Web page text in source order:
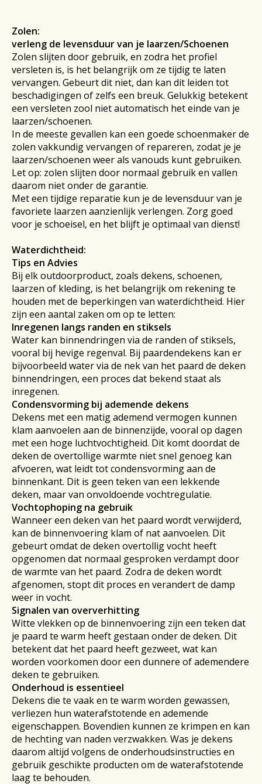
Zolen:
verleng de levensduur van je laarzen/Schoenen
Zolen slijten door gebruik, en zodra het profiel
versleten is, is het belangrijk om ze tijdig te laten
vervangen. Gebeurt dit niet, dan kan dit leiden tot
beschadigingen of zelfs een breuk. Gelukkig betekent
een versleten zool niet automatisch het einde van je
laarzen/schoenen.
In de meeste gevallen kan een goede schoenmaker de
zolen vakkundig vervangen of repareren, zodat je je
laarzen/schoenen weer als vanouds kunt gebruiken.
Let op: zolen slijten door normaal gebruik en vallen
daarom niet onder de garantie.
Met een tijdige reparatie kun je de levensduur van je
favoriete laarzen aanzienlijk verlengen. Zorg goed
voor je schoeisel, en het blijft je optimaal van dienst!
Waterdichtheid:
Tips en Advies
Bij elk outdoorproduct, zoals dekens, schoenen,
laarzen of kleding, is het belangrijk om rekening te
houden met de beperkingen van waterdichtheid. Hier
zijn een aantal zaken om op te letten:
Inregenen langs randen en stiksels
Water kan binnendringen via de randen of stiksels,
vooral bij hevige regenval. Bij paardendekens kan er
bijvoorbeeld water via de nek van het paard de deken
binnendringen, een proces dat bekend staat als
inregenen.
Condensvorming bij ademende dekens
Dekens met een matig ademend vermogen kunnen
klam aanvoelen aan de binnenzijde, vooral op dagen
met een hoge luchtvochtigheid. Dit komt doordat de
deken de overtollige warmte niet snel genoeg kan
afvoeren, wat leidt tot condensvorming aan de
binnenkant. Dit is geen teken van een lekkende
deken, maar van onvoldoende vochtregulatie.
Vochtophoping na gebruik
Wanneer een deken van het paard wordt verwijderd,
kan de binnenvoering klam of nat aanvoelen. Dit
gebeurt omdat de deken overtollig vocht heeft
opgenomen dat normaal gesproken verdampt door
de warmte van het paard. Zodra de deken wordt
afgenomen, stopt dit proces en verandert de damp
weer in vocht.
Signalen van oververhitting
Witte vlekken op de binnenvoering zijn een teken dat
je paard te warm heeft gestaan onder de deken. Dit
betekent dat het paard heeft gezweet, wat kan
worden voorkomen door een dunnere of ademendere
deken te gebruiken.
Onderhoud is essentieel
Dekens die te vaak en te warm worden gewassen,
verliezen hun waterafstotende en ademende
eigenschappen. Bovendien kunnen ze krimpen en kan
de hechting van naden verzwakken. Was je dekens
daarom altijd volgens de onderhoudsinstructies en
gebruik geschikte producten om de waterafstotende
laag te behouden.